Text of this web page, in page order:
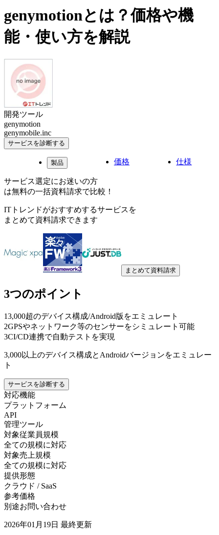
genymotionとは？価格や機
能・使い方を解説
開発ツール
genymotion
genymobile.inc
サービスを診断する
製品 価格 仕様
サービス選定にお迷いの方
は無料の一括資料請求で比較！
ITトレンドがおすすめするサービスを
まとめて資料請求できます
まとめて資料請求
3つのポイント
13,000超のデバイス構成/Android版をエミュレート
2GPSやネットワーク等のセンサーをシミュレート可能
3CI/CD連携で自動テストを実現
3,000以上のデバイス構成とAndroidバージョンをエミュレー
ト
サービスを診断する
対応機能
プラットフォーム
API
管理ツール
対象従業員規模
全ての規模に対応
対象売上規模
全ての規模に対応
提供形態
クラウド / SaaS
参考価格
別途お問い合わせ
2026年01月19日 最終更新